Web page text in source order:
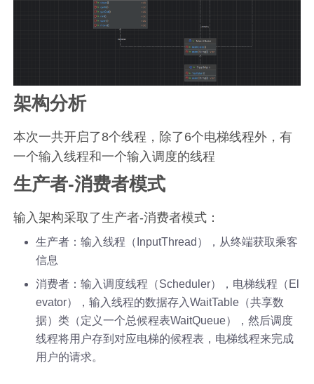
架构分析
本次一共开启了8个线程，除了6个电梯线程外，有
一个输入线程和一个输入调度的线程
生产者-消费者模式
输入架构采取了生产者-消费者模式：
生产者：输入线程（InputThread），从终端获取乘客
信息
消费者：输入调度线程（Scheduler），电梯线程（El
evator），输入线程的数据存入WaitTable（共享数
据）类（定义一个总候程表WaitQueue），然后调度
线程将用户存到对应电梯的候程表，电梯线程来完成
用户的请求。